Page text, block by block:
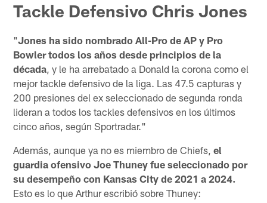
Tackle Defensivo Chris Jones
"Jones ha sido nombrado All-Pro de AP y Pro
Bowler todos los años desde principios de la
década, y le ha arrebatado a Donald la corona como el
mejor tackle defensivo de la liga. Las 47.5 capturas y
200 presiones del ex seleccionado de segunda ronda
lideran a todos los tackles defensivos en los últimos
cinco años, según Sportradar."
Además, aunque ya no es miembro de Chiefs,el
guardia ofensivo Joe Thuney fue seleccionado por
su desempeño con Kansas City de 2021 a 2024.
Esto es lo que Arthur escribió sobre Thuney: